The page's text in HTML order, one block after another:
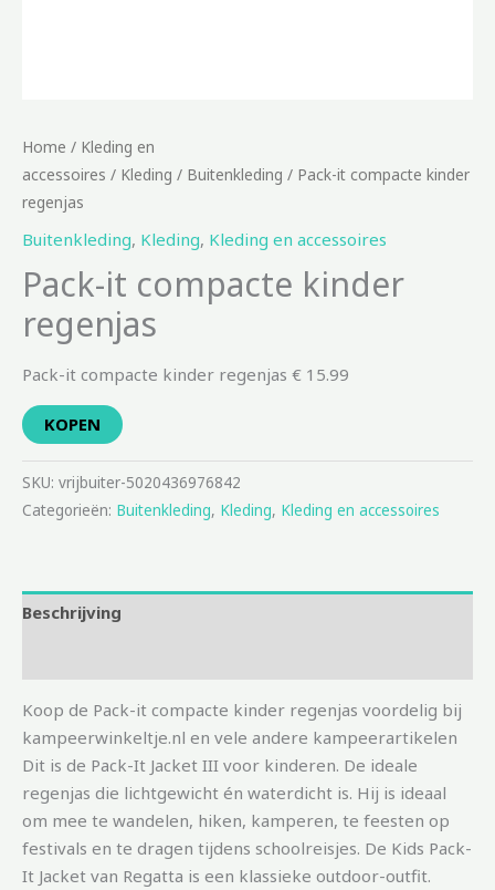
Home / Kleding en
accessoires / Kleding / Buitenkleding / Pack-it compacte kinder
regenjas
Buitenkleding, Kleding, Kleding en accessoires
Pack-it compacte kinder
regenjas
Pack-it compacte kinder regenjas € 15.99
KOPEN
SKU: vrijbuiter-5020436976842
Categorieën: Buitenkleding, Kleding, Kleding en accessoires
Beschrijving
Koop de Pack-it compacte kinder regenjas voordelig bij
kampeerwinkeltje.nl en vele andere kampeerartikelen
Dit is de Pack-It Jacket III voor kinderen. De ideale
regenjas die lichtgewicht én waterdicht is. Hij is ideaal
om mee te wandelen, hiken, kamperen, te feesten op
festivals en te dragen tijdens schoolreisjes. De Kids Pack-
It Jacket van Regatta is een klassieke outdoor-outfit.